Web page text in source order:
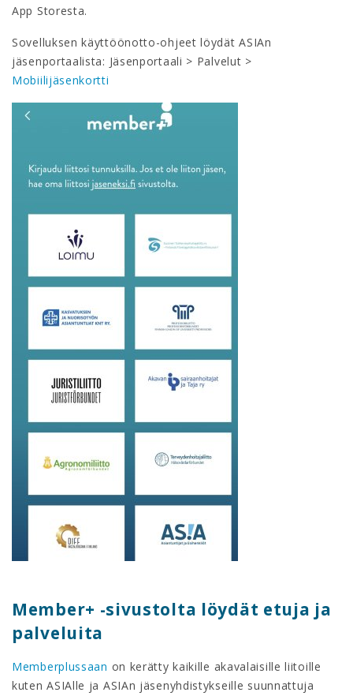
App Storesta.
Sovelluksen käyttöönotto-ohjeet löydät ASIAn
jäsenportaalista: Jäsenportaali > Palvelut >
Mobiilijäsenkortti
Member+ -sivustolta löydät etuja ja
palveluita
Memberplussaan on kerätty kaikille akavalaisille liitoille
kuten ASIAlle ja ASIAn jäsenyhdistykseille suunnattuja